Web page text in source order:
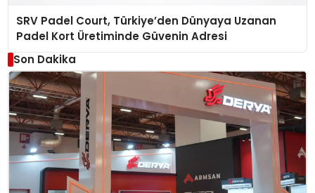
SRV Padel Court, Türkiye’den Dünyaya Uzanan
Padel Kort Üretiminde Güvenin Adresi
Son Dakika